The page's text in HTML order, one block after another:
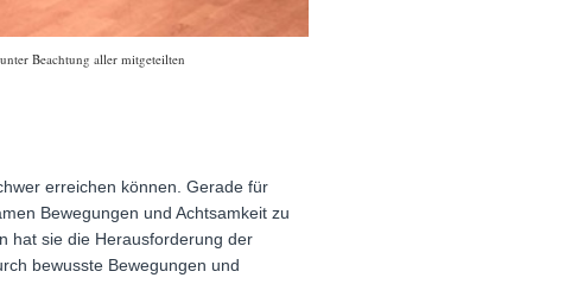
Beachtung aller mitgeteilten
erreichen können. Gerade für
Bewegungen und Achtsamkeit zu
hat sie die Herausforderung der
bewusste Bewegungen und